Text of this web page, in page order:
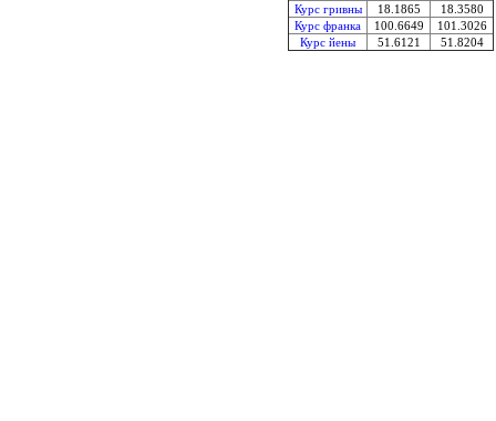
Курс гривны
18.1865
18.3580
Курс франка
100.6649
101.3026
Курс йены
51.6121 51.8204